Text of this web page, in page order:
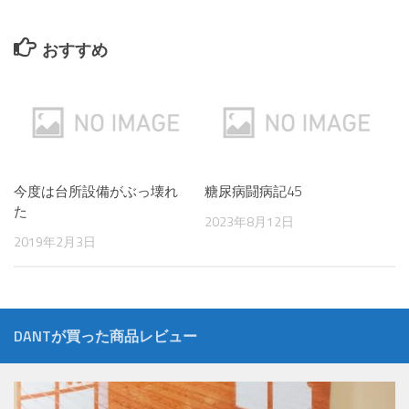
おすすめ
今度は台所設備がぶっ壊れ
た
2019年2月3日
糖尿病闘病記45
2023年8月12日
DANTが買った商品レビュー